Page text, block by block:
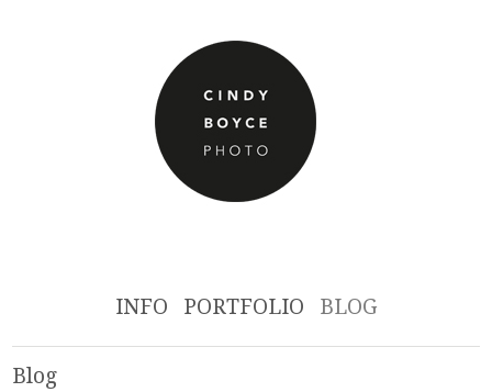
INFO PORTFOLIO BLOG
Blog